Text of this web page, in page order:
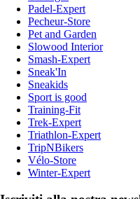
Padel-Expert
Pecheur-Store
Pet and Garden
Slowood Interior
Smash-Expert
Sneak'In
Sneakids
Sport is good
Training-Fit
Trek-Expert
Triathlon-Expert
TripNBikers
Vélo-Store
Winter-Expert